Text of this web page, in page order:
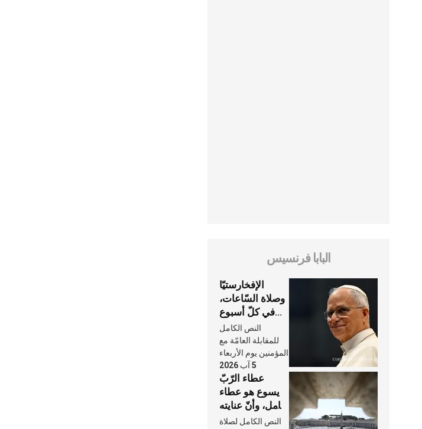
البابا فرنسيس
الإفخارستيّا
وصلاة السّاعات،
في كلّ أسبوع
وكلّ يوم، هما
النَّفَس في حياة
الكنيسة
النص الكامل
للمقابلة العامّة مع
المؤمنين يوم الأربعاء
5 آب 2026
عطاء الرّبّ
يسوع هو عطاء
شامل، وأنّ عنايته
بنا لا تغيب عنّا
النص الكامل لصلاة